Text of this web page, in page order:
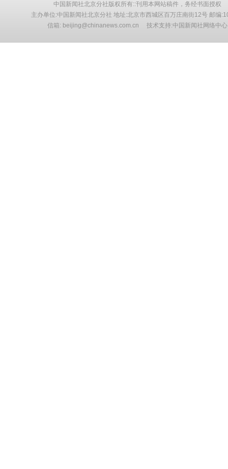
中国新闻社北京分社版权所有::刊用本网站稿件，务经书面授权
主办单位:中国新闻社北京分社 地址:北京市西城区百万庄南街12号 邮编
信箱: beijing@chinanews.com.cn 技术支持:中国新闻社网络中心